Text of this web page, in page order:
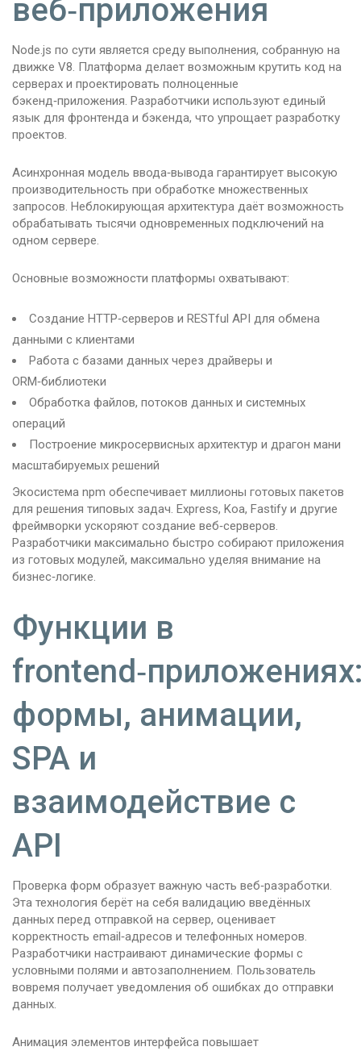
веб‑приложения
Node.js по сути является среду выполнения, собранную на
движке V8. Платформа делает возможным крутить код на
серверах и проектировать полноценные
бэкенд‑приложения. Разработчики используют единый
язык для фронтенда и бэкенда, что упрощает разработку
проектов.
Асинхронная модель ввода‑вывода гарантирует высокую
производительность при обработке множественных
запросов. Неблокирующая архитектура даёт возможность
обрабатывать тысячи одновременных подключений на
одном сервере.
Основные возможности платформы охватывают:
Создание HTTP‑серверов и RESTful API для обмена
данными с клиентами
Работа с базами данных через драйверы и
ORM‑библиотеки
Обработка файлов, потоков данных и системных
операций
Построение микросервисных архитектур и драгон мани
масштабируемых решений
Экосистема npm обеспечивает миллионы готовых пакетов
для решения типовых задач. Express, Koa, Fastify и другие
фреймворки ускоряют создание веб‑серверов.
Разработчики максимально быстро собирают приложения
из готовых модулей, максимально уделяя внимание на
бизнес‑логике.
Функции в
формы, анимации,
SPA и
взаимодействие с
API
Проверка форм образует важную часть веб‑разработки.
Эта технология берёт на себя валидацию введённых
данных перед отправкой на сервер, оценивает
корректность email‑адресов и телефонных номеров.
Разработчики настраивают динамические формы с
условными полями и автозаполнением. Пользователь
вовремя получает уведомления об ошибках до отправки
данных.
Анимация элементов интерфейса повышает